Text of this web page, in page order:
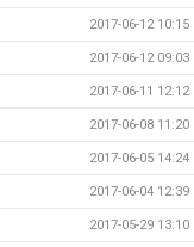
2017-06-12 10:15
2017-06-12 09:03
2017-06-11 12:12
2017-06-08 11:20
2017-06-05 14:24
2017-06-04 12:39
2017-05-29 13:10